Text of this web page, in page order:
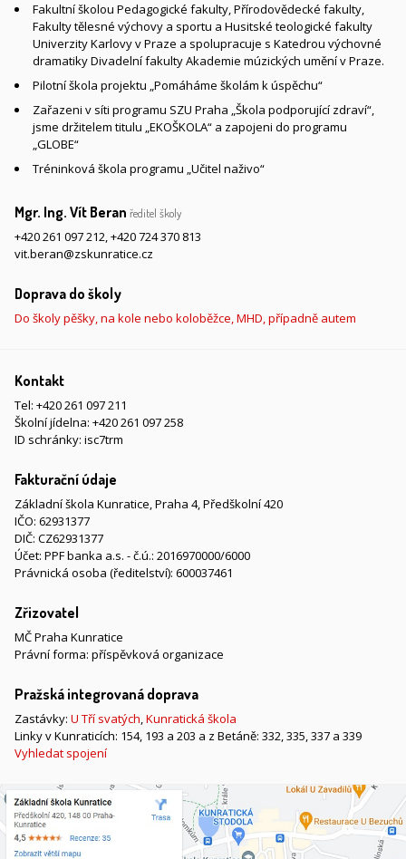
Fakultní školou Pedagogické fakulty, Přírodovědecké fakulty,
Fakulty tělesné výchovy a sportu a Husitské teologické fakulty
Univerzity Karlovy v Praze a spolupracuje s Katedrou výchovné
dramatiky Divadelní fakulty Akademie múzických umění v Praze.
Pilotní škola projektu „Pomáháme školám k úspěchu“
Zařazeni v síti programu SZU Praha „Škola podporující zdraví“,
jsme držitelem titulu „EKOŠKOLA“ a zapojeni do programu
„GLOBE“
Tréninková škola programu „Učitel naživo“
Mgr. Ing. Vít Beran ředitel školy
+420 261 097 212,+420 724 370 813
vit.beran@zskunratice.cz
Doprava do školy
Do školy pěšky, na kole nebo koloběžce, MHD, případně autem
Kontakt
Tel: +420 261 097 211
Školní jídelna: +420 261 097 258
ID schránky: isc7trm
Fakturační údaje
Základní škola Kunratice, Praha 4, Předškolní 420
IČO: 62931377
DIČ: CZ62931377
Účet: PPF banka a.s. - č.ú.: 2016970000/6000
Právnická osoba (ředitelství): 600037461
Zřizovatel
MČ Praha Kunratice
Právní forma: příspěvková organizace
Pražská integrovaná doprava
Zastávky: U Tří svatých,Kunratická škola
Linky v Kunraticích: 154, 193 a 203 a z Betáně: 332, 335, 337 a 339
Vyhledat spojení